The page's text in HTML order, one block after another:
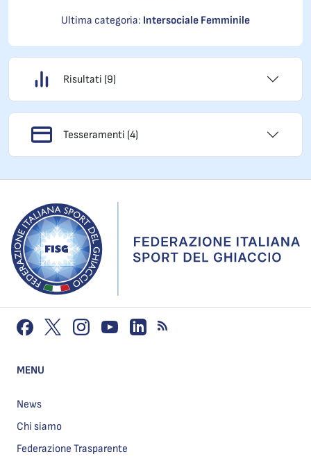
Ultima categoria: Intersociale Femminile
Risultati (9)
Tesseramenti (4)
MENU
News
Chi siamo
Federazione Trasparente